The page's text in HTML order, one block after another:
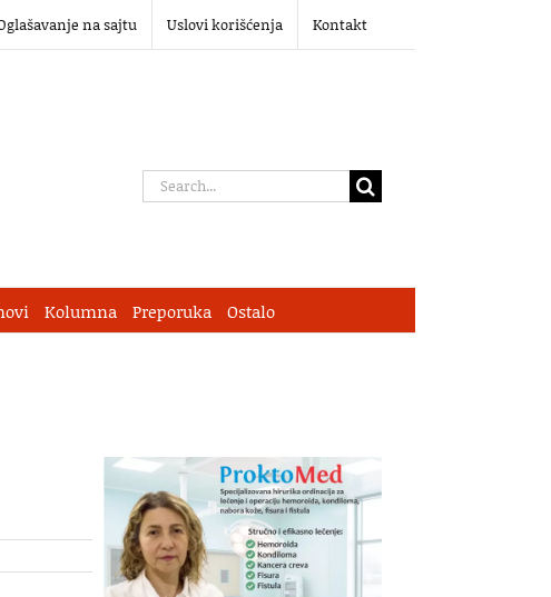
na sajtu Uslovi korišćenja Kontakt
Search
Kolumna Preporuka Ostalo